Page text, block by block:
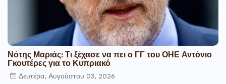
Νότης Μαριάς: Τι ξέχασε να πει ο ΓΓ του ΟΗΕ Αντόνιο
Γκουτέρες για το Κυπριακό
Δευτέρα, Αυγούστου 03, 2026